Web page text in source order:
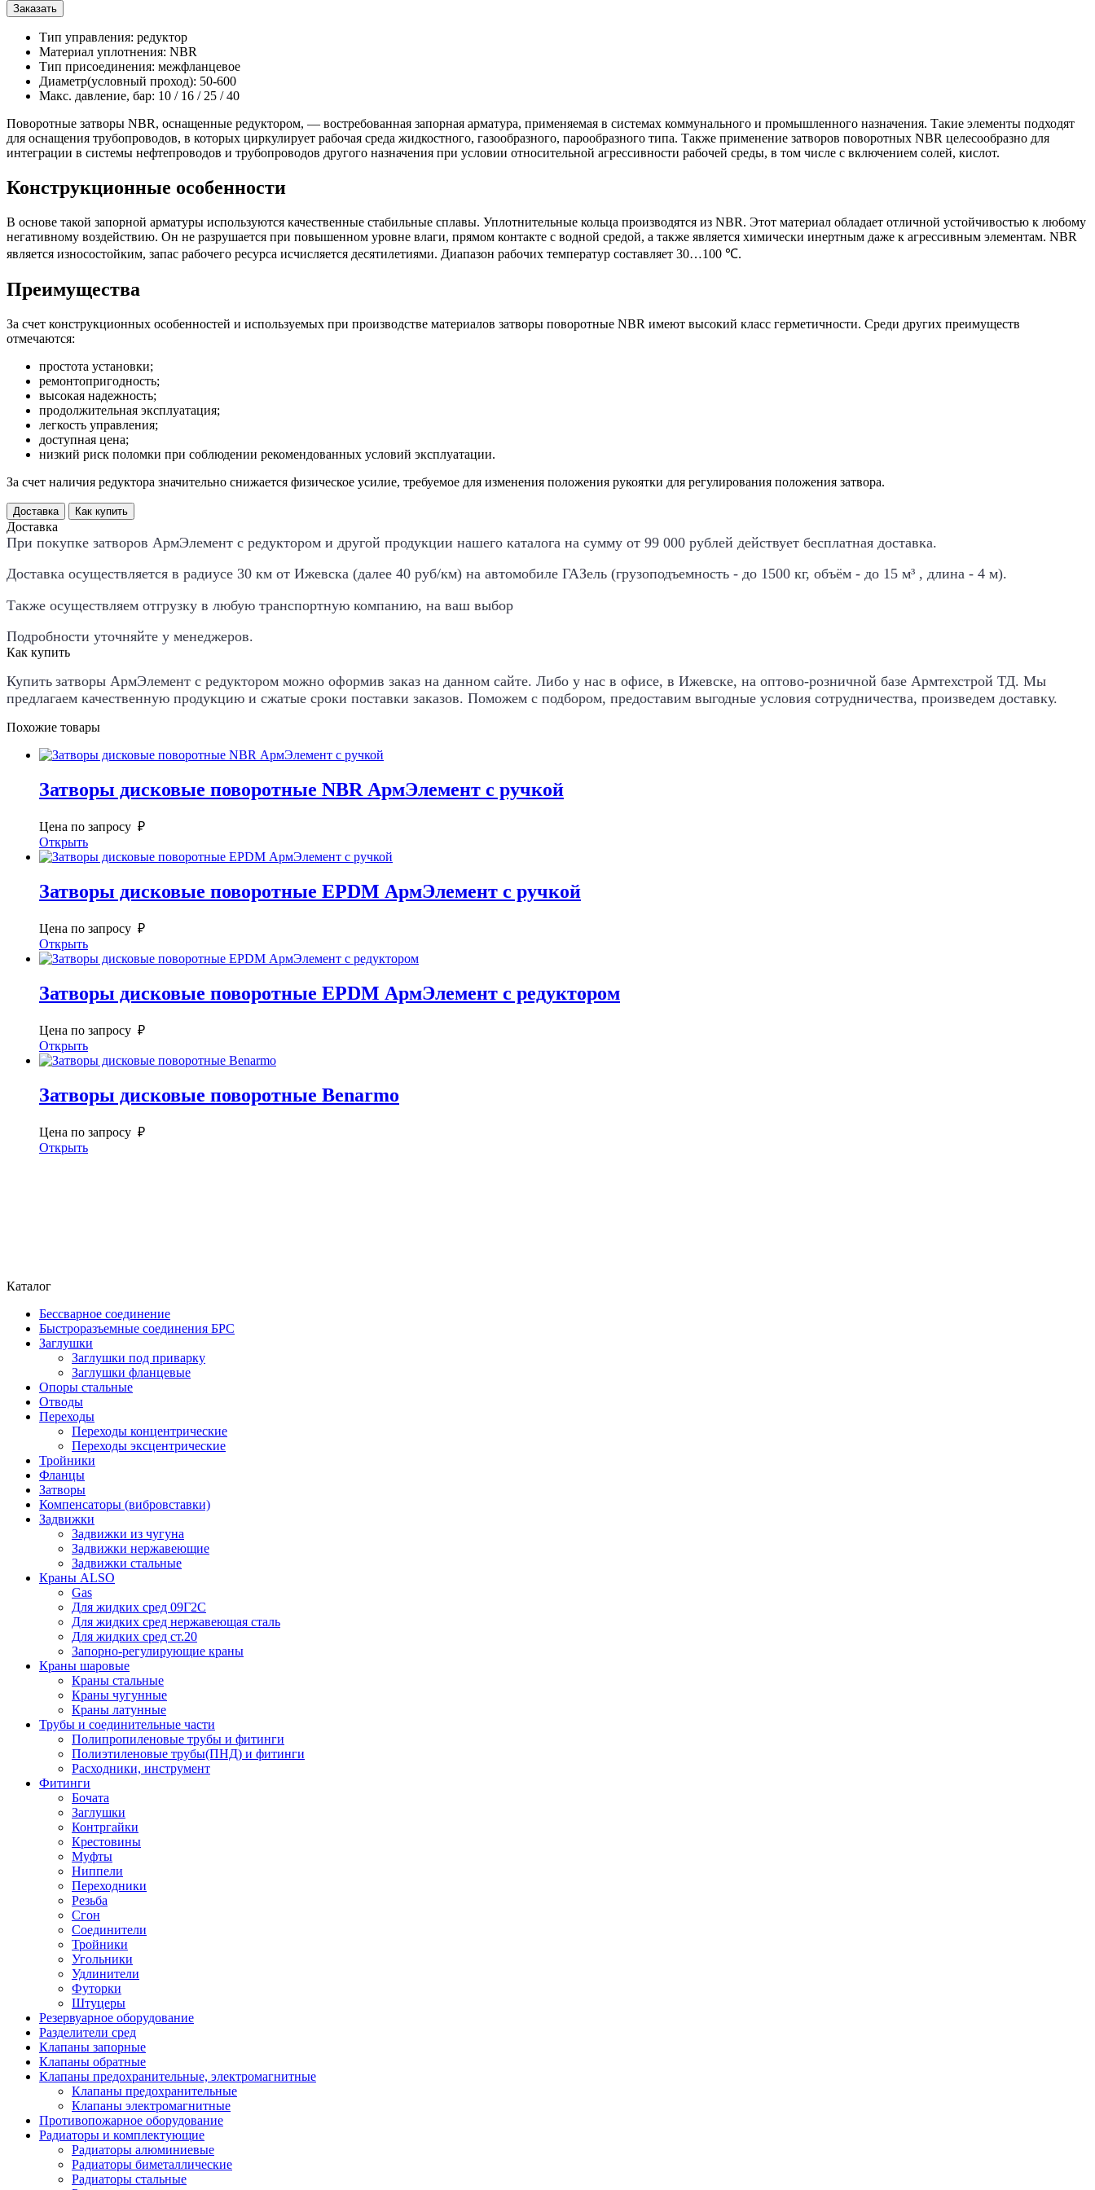
Заказать
Тип управления: редуктор
Материал уплотнения: NBR
Тип присоединения: межфланцевое
Диаметр(условный проход): 50-600
Макс. давление, бар: 10 / 16 / 25 / 40
Поворотные затворы NBR, оснащенные редуктором, — востребованная запорная арматура, применяемая в системах коммунального и промышленного назначения. Такие элементы подходят
для оснащения трубопроводов, в которых циркулирует рабочая среда жидкостного, газообразного, парообразного типа. Также применение затворов поворотных NBR целесообразно для
интеграции в системы нефтепроводов и трубопроводов другого назначения при условии относительной агрессивности рабочей среды, в том числе с включением солей, кислот.
Конструкционные особенности
В основе такой запорной арматуры используются качественные стабильные сплавы. Уплотнительные кольца производятся из NBR. Этот материал обладает отличной устойчивостью к любому
негативному воздействию. Он не разрушается при повышенном уровне влаги, прямом контакте с водной средой, а также является химически инертным даже к агрессивным элементам. NBR
является износостойким, запас рабочего ресурса исчисляется десятилетиями. Диапазон рабочих температур составляет 30…100 ℃.
Преимущества
За счет конструкционных особенностей и используемых при производстве материалов затворы поворотные NBR имеют высокий класс герметичности. Среди других преимуществ
отмечаются:
простота установки;
ремонтопригодность;
высокая надежность;
продолжительная эксплуатация;
легкость управления;
доступная цена;
низкий риск поломки при соблюдении рекомендованных условий эксплуатации.
За счет наличия редуктора значительно снижается физическое усилие, требуемое для изменения положения рукоятки для регулирования положения затвора.
Доставка Как купить
Доставка
При покупке затворов АрмЭлемент с редуктором и другой продукции нашего каталога на сумму от 99 000 рублей действует бесплатная доставка.
Доставка осуществляется в радиусе 30 км от Ижевска (далее 40 руб/км) на автомобиле ГАЗель (грузоподъемность - до 1500 кг, объём - до 15 м³ , длина - 4 м).
Также осуществляем отгрузку в любую транспортную компанию, на ваш выбор
Подробности уточняйте у менеджеров.
Как купить
Купить затворы АрмЭлемент с редуктором можно оформив заказ на данном сайте. Либо у нас в офисе, в Ижевске, на оптово-розничной базе Армтехстрой ТД. Мы
предлагаем качественную продукцию и сжатые сроки поставки заказов. Поможем с подбором, предоставим выгодные условия сотрудничества, произведем доставку.
Похожие товары
Затворы дисковые поворотные NBR АрмЭлемент с ручкой
Цена по запросу ₽
Открыть
Затворы дисковые поворотные EPDM АрмЭлемент с ручкой
Цена по запросу ₽
Открыть
Затворы дисковые поворотные EPDM АрмЭлемент с редуктором
Цена по запросу ₽
Открыть
Затворы дисковые поворотные Benarmo
Цена по запросу ₽
Открыть
Каталог
Бессварное соединение
Быстроразъемные соединения БРС
Заглушки
Заглушки под приварку
Заглушки фланцевые
Опоры стальные
Отводы
Переходы
Переходы концентрические
Переходы эксцентрические
Тройники
Фланцы
Затворы
Компенсаторы (вибровставки)
Задвижки
Задвижки из чугуна
Задвижки нержавеющие
Задвижки стальные
Краны ALSO
Gas
Для жидких сред 09Г2С
Для жидких сред нержавеющая сталь
Для жидких сред ст.20
Запорно-регулирующие краны
Краны шаровые
Краны стальные
Краны чугунные
Краны латунные
Трубы и соединительные части
Полипропиленовые трубы и фитинги
Полиэтиленовые трубы(ПНД) и фитинги
Расходники, инструмент
Фитинги
Бочата
Заглушки
Контргайки
Крестовины
Муфты
Ниппели
Переходники
Резьба
Сгон
Соединители
Тройники
Угольники
Удлинители
Футорки
Штуцеры
Резервуарное оборудование
Разделители сред
Клапаны запорные
Клапаны обратные
Клапаны предохранительные, электромагнитные
Клапаны предохранительные
Клапаны электромагнитные
Противопожарное оборудование
Радиаторы и комплектующие
Радиаторы алюминиевые
Радиаторы биметаллические
Радиаторы стальные